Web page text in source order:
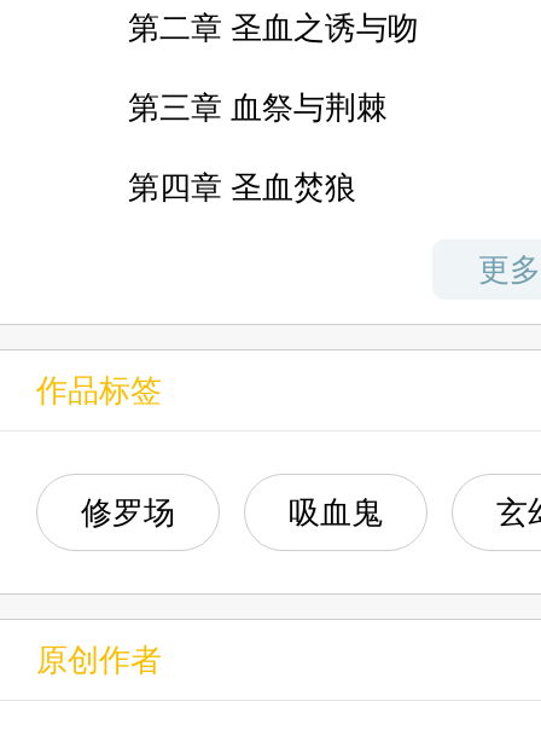
第二章 圣血之诱与吻
第三章 血祭与荆棘
第四章 圣血焚狼
第六章 囚徒的晨祷
更
作品标签
修罗场 吸血鬼 玄
原创作者